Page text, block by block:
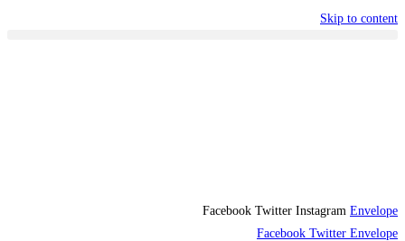
Skip to content
Facebook Twitter Instagram Envelope
Facebook Twitter Envelope